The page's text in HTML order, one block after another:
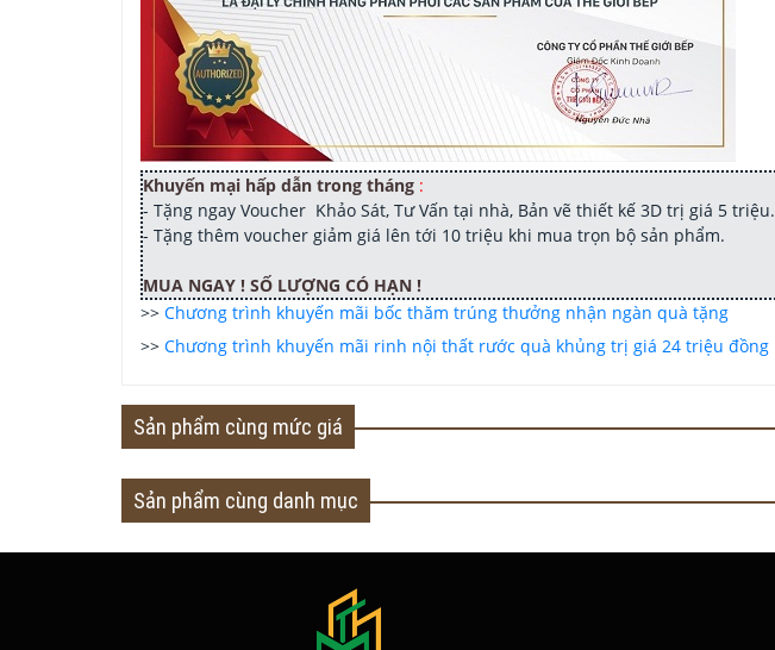
Khuyến mại hấp dẫn trong tháng :
- Tặng ngay Voucher Khảo Sát, Tư Vấn tại nhà, Bản vẽ thiết kế 3D trị giá 5 triệu.
- Tặng thêm voucher giảm giá lên tới 10 triệu khi mua trọn bộ sản phẩm.
MUA NGAY ! SỐ LƯỢNG CÓ HẠN !
>> Chương trình khuyến mãi bốc thăm trúng thưởng nhận ngàn quà tặng
>> Chương trình khuyến mãi rinh nội thất rước quà khủng trị giá 24 triệu đồng
Sản phẩm cùng mức giá
-100% -100%